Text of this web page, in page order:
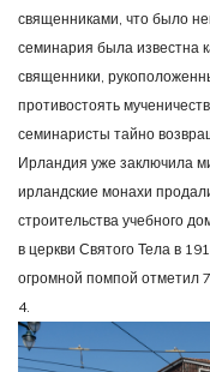
священниками, что было
семинария была известна
священники,
противостоять
семинаристы тайно
Ирландия уже заключила
ирландские монахи
строительства учебного
в церкви Святого Тела в
огромной помпой отметил
4.